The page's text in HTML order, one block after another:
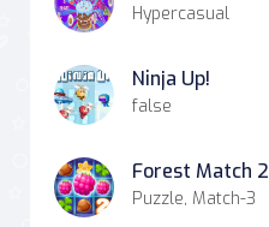
Hypercasual
Ninja Up!
false
Forest Match 2
Puzzle, Match-3